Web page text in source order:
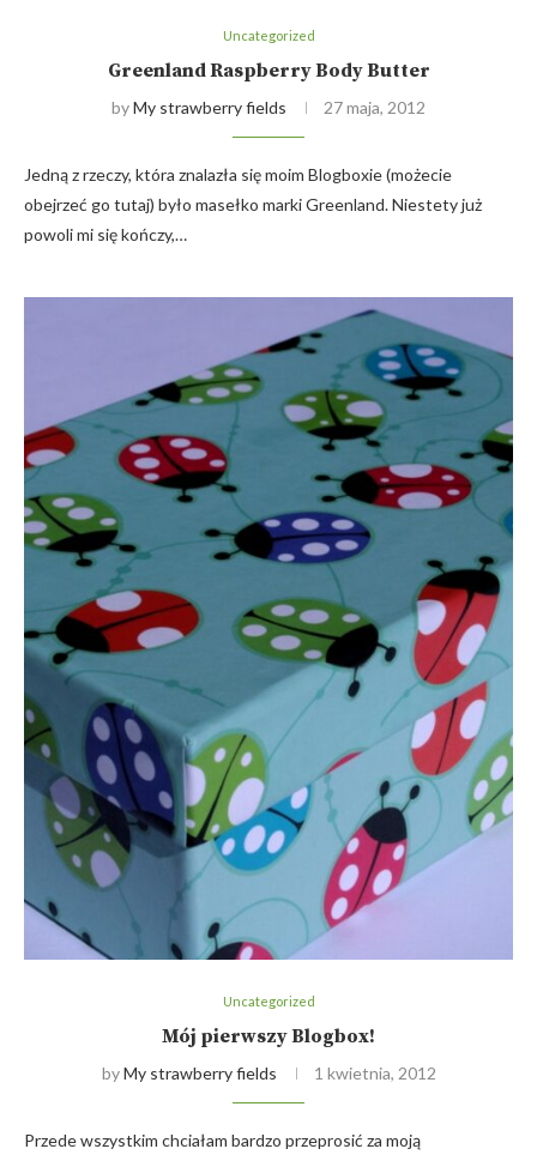
Uncategorized
Greenland Raspberry Body Butter
byMy strawberry fields 27 maja, 2012
Jedną z rzeczy, która znalazła się moim Blogboxie (możecie
obejrzeć go tutaj) było masełko marki Greenland. Niestety już
powoli mi się kończy,…
Uncategorized
Mój pierwszy Blogbox!
byMy strawberry fields 1 kwietnia, 2012
Przede wszystkim chciałam bardzo przeprosić za moją